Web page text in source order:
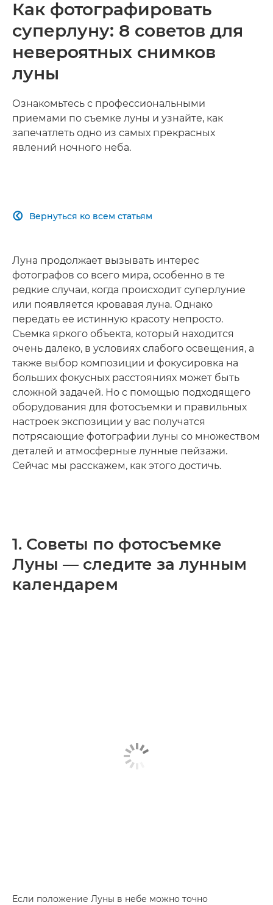
Как фотографировать
суперлуну: 8 советов для
невероятных снимков
луны
Ознакомьтесь с профессиональными
приемами по съемке луны и узнайте, как
запечатлеть одно из самых прекрасных
явлений ночного неба.
Вернуться ко всем статьям

Луна продолжает вызывать интерес
фотографов со всего мира, особенно в те
редкие случаи, когда происходит суперлуние
или появляется кровавая луна. Однако
передать ее истинную красоту непросто.
Съемка яркого объекта, который находится
очень далеко, в условиях слабого освещения, а
также выбор композиции и фокусировка на
больших фокусных расстояниях может быть
сложной задачей. Но с помощью подходящего
оборудования для фотосъемки и правильных
настроек экспозиции у вас получатся
потрясающие фотографии луны со множеством
деталей и атмосферные лунные пейзажи.
Сейчас мы расскажем, как этого достичь.
1. Советы по фотосъемке
Луны — следите за лунным
календарем
Если положение Луны в небе можно точно